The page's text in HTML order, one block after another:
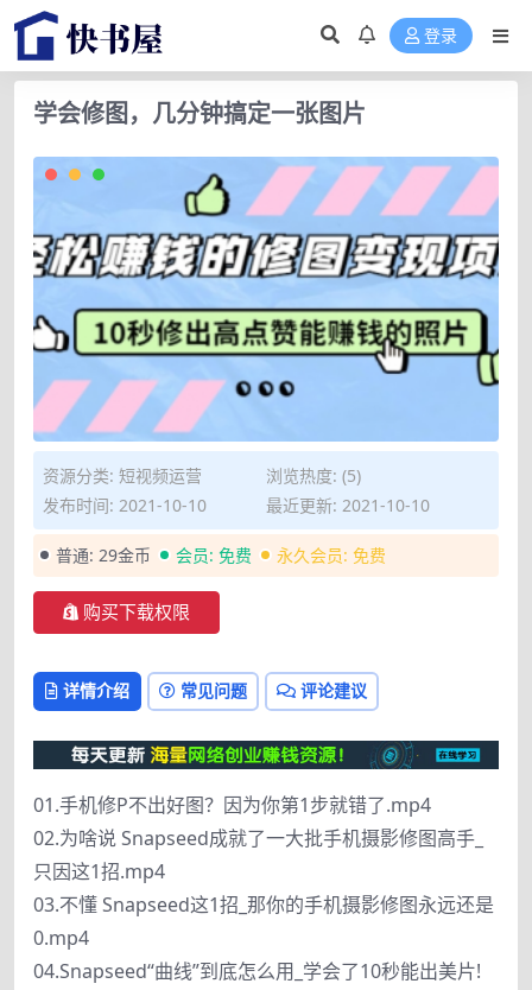
登录
学会修图，几分钟搞定一张图片
资源分类: 短视频运营
浏览热度: (5)
发布时间: 2021-10-10
最近更新: 2021-10-10
普通: 29金币 会员: 免费 永久会员: 免费
购买下载权限
详情介绍 常见问题 评论建议
01.手机修P不出好图？因为你第1步就错了.mp4
02.为啥说 Snapseed成就了一大批手机摄影修图高手_
只因这1招.mp4
03.不懂 Snapseed这1招_那你的手机摄影修图永远还是
0.mp4
04.Snapseed“曲线”到底怎么用_学会了10秒能出美片!